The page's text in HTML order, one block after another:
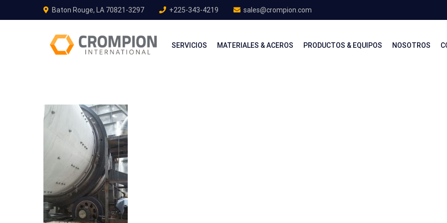
Baton Rouge, LA 70821-3297 +225-343-4219 sales@crompion.com
SERVICIOS MATERIALES & ACEROS PRODUCTOS & EQUIPOS NOSOTROS